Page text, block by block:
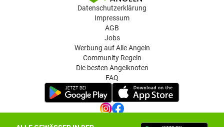
Datenschutzerklärung
Impressum
AGB
Jobs
Werbung auf Alle Angeln
Community Regeln
Die besten Angelknoten
FAQ